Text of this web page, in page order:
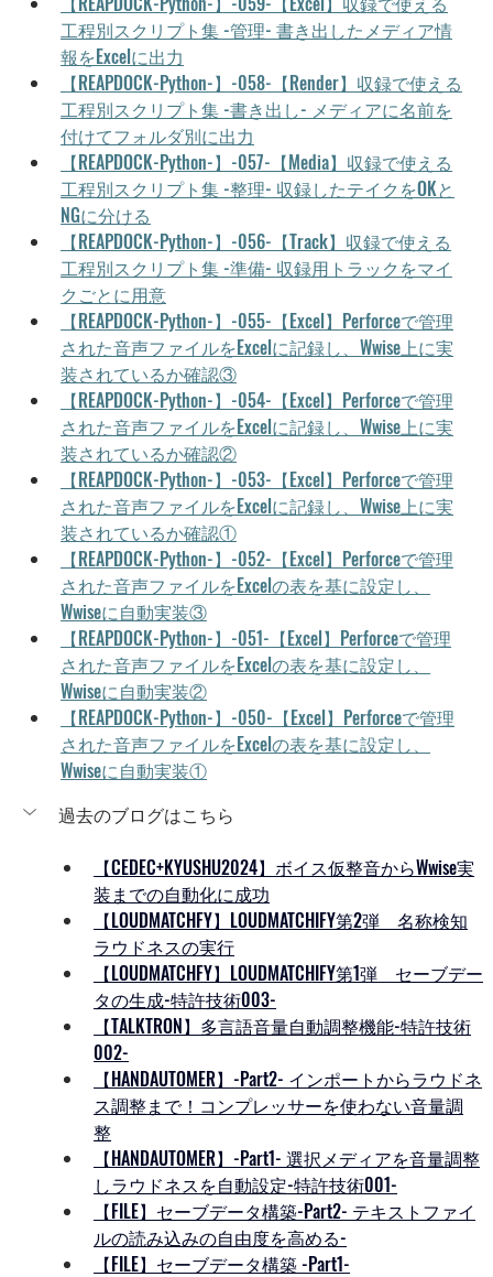
工程別スクリプト集 -管理- 書き出したメディア情
報をExcelに出力
【REAPDOCK-Python-】-058-【Render】収録で使える
工程別スクリプト集 -書き出し- メディアに名前を
付けてフォルダ別に出力
【REAPDOCK-Python-】-057-【Media】収録で使える
工程別スクリプト集 -整理- 収録したテイクをOKと
NGに分ける
【REAPDOCK-Python-】-056-【Track】収録で使える
工程別スクリプト集 -準備- 収録用トラックをマイ
クごとに用意
【REAPDOCK-Python-】-055-【Excel】Perforceで管理
された音声ファイルをExcelに記録し、Wwise上に実
装されているか確認③
【REAPDOCK-Python-】-054-【Excel】Perforceで管理
された音声ファイルをExcelに記録し、Wwise上に実
装されているか確認②
【REAPDOCK-Python-】-053-【Excel】Perforceで管理
された音声ファイルをExcelに記録し、Wwise上に実
装されているか確認①
【REAPDOCK-Python-】-052-【Excel】Perforceで管理
された音声ファイルをExcelの表を基に設定し、
Wwiseに自動実装③
【REAPDOCK-Python-】-051-【Excel】Perforceで管理
された音声ファイルをExcelの表を基に設定し、
Wwiseに自動実装②
【REAPDOCK-Python-】-050-【Excel】Perforceで管理
された音声ファイルをExcelの表を基に設定し、
Wwiseに自動実装①
過去のブログはこちら
【CEDEC+KYUSHU2024】ボイス仮整音からWwise実
装までの自動化に成功
【LOUDMATCHFY】LOUDMATCHIFY第2弾　名称検知
ラウドネスの実行
【LOUDMATCHFY】LOUDMATCHIFY第1弾　セーブデー
タの生成-特許技術003-
【TALKTRON】多言語音量自動調整機能-特許技術
002-
【HANDAUTOMER】-Part2- インポートからラウドネ
ス調整まで！コンプレッサーを使わない音量調
整
【HANDAUTOMER】-Part1- 選択メディアを音量調整
しラウドネスを自動設定-特許技術001-
【FILE】セーブデータ構築-Part2- テキストファイ
ルの読み込みの自由度を高める-
【FILE】セーブデータ構築 -Part1-